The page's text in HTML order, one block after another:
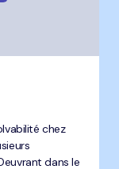
chez
dans le